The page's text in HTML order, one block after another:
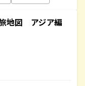
地図 アジア編